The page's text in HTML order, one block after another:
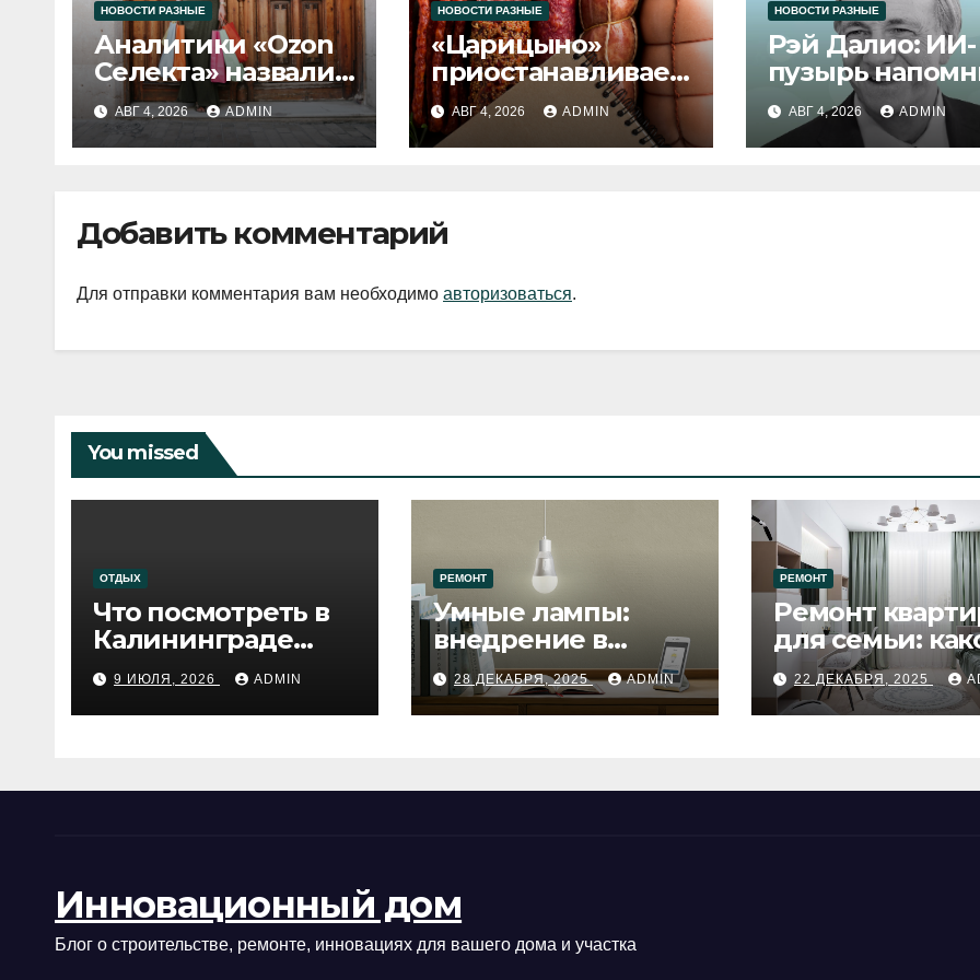
НОВОСТИ РАЗНЫЕ
Аналитики «Ozon
Селекта» назвали
fashion-тренды
2026 года
АВГ 4, 2026 ADMIN
НОВОСТИ РАЗНЫЕ
«Царицыно»
приостанавливает
выпуск продукции
АВГ 4, 2026 ADMIN
НОВОСТИ РАЗНЫЕ
Рэй Далио: ИИ-
пузырь
1929 и 2000
АВГ 4, 2026 ADMIN
Добавить комментарий
Для отправки комментария вам необходимо авторизоваться.
You missed
ОТДЫХ
Что посмотреть в
Калининграде
сегодня:
путеводитель по
самому западному
9 ИЮЛЯ, 2026 ADMIN
РЕМОНТ
Умные лампы:
внедрение в
процесс ремонта
28 ДЕКАБРЯ, 2025 ADMIN
РЕМОНТ
Ремонт
для семьи:
будет удобен
22 ДЕКАБРЯ, 2025
Инновационный дом
Блог о строительстве, ремонте, инновациях для вашего дома и участка